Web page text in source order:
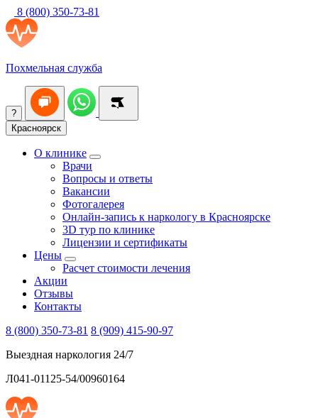
8 (800) 350-73-81
Похмельная служба
?
Красноярск
О клинике
Врачи
Вопросы и ответы
Вакансии
Фотогалерея
Онлайн-запись к наркологу в Красноярске
3D тур по клинике
Лицензии и сертификаты
Цены
Расчет стоимости лечения
Акции
Отзывы
Контакты
8 (800) 350-73-81 8 (909) 415-90-97
Выездная наркология 24/7
Л041-01125-54/00960164